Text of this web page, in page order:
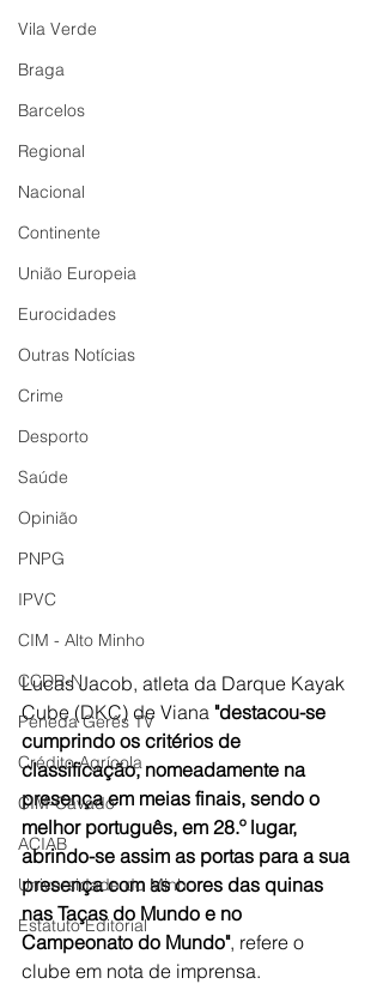
Vila Verde
Braga
Barcelos
Regional
Nacional
Continente
União Europeia
Eurocidades
Outras Notícias
Crime
Desporto
Saúde
Opinião
PNPG
IPVC
CIM - Alto Minho
CCDR-N
Peneda Gerês TV
Crédito Agrícola
CIM-Cávado
ACIAB
Universidade do Minho
Estatuto Editorial
Lucas Jacob, atleta da Darque Kayak
Cube (DKC) de Viana "destacou-se
cumprindo os critérios de
classificação, nomeadamente na
presença em meias finais, sendo o
melhor português, em 28.º lugar,
abrindo-se assim as portas para a sua
presença com as cores das quinas
nas Taças do Mundo e no
Campeonato do Mundo", refere o
clube em nota de imprensa.